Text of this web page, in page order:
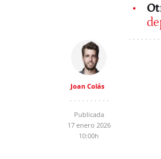
Joan Colás
Publicada
17 enero 2026
10:00h